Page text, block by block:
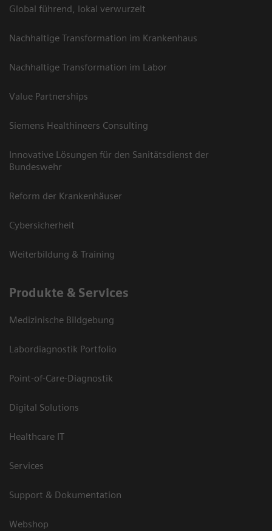
Global führend, lokal verwurzelt
Nachhaltige Transformation im Krankenhaus
Nachhaltige Transformation im Labor
Value Partnerships
Siemens Healthineers Consulting
Innovative Lösungen für den Sanitätsdienst der
Bundeswehr
Reform der Krankenhäuser
Cybersicherheit
Weiterbildung & Training
Produkte & Services
Medizinische Bildgebung
Labordiagnostik Portfolio
Point-of-Care-Diagnostik
Digital Solutions
Healthcare IT
Services
Support & Dokumentation
Webshop